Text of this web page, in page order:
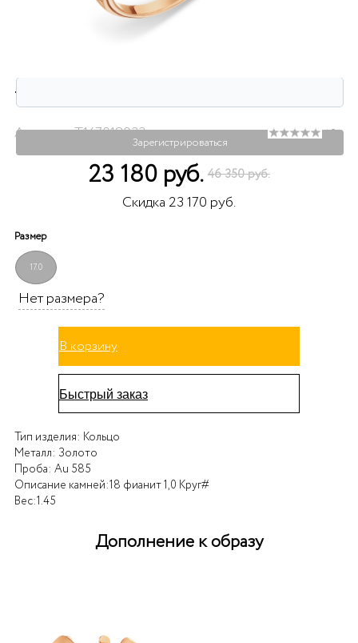
Т147018033 Кольцо (Au 585)
Артикул: Т147018033 ( 0 )
23 180 руб. 46 350 руб.
Скидка 23 170 руб.
Размер
17.0
Нет размера?
В корзину
Быстрый заказ
Тип изделия: Кольцо
Металл: Золото
Проба: Au 585
Описание камней:18 фианит 1,0 Круг#
Вес:1.45
Дополнение к образу
Зарегистрироваться